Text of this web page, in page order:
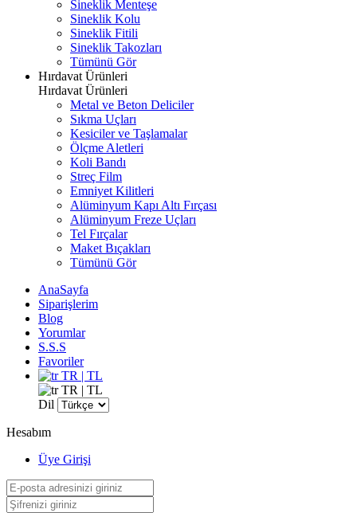
Sineklik Menteşe
Sineklik Kolu
Sineklik Fitili
Sineklik Takozları
Tümünü Gör
Hırdavat Ürünleri
Hırdavat Ürünleri
Metal ve Beton Deliciler
Sıkma Uçları
Kesiciler ve Taşlamalar
Ölçme Aletleri
Koli Bandı
Streç Film
Emniyet Kilitleri
Alüminyum Kapı Altı Fırçası
Alüminyum Freze Uçları
Tel Fırçalar
Maket Bıçakları
Tümünü Gör
AnaSayfa
Siparişlerim
Blog
Yorumlar
S.S.S
Favoriler
TR | TL
TR | TL
Dil
Hesabım
Üye Girişi